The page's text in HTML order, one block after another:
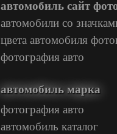
автомобиль сайт
автомобили со
цвета автомобиля
фотография авто
автомобиль марка
фотография авто
автомобиль каталог